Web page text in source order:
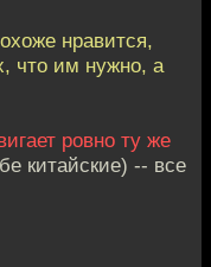
нравится,
что им нужно, а
ровно ту же
китайские) -- все